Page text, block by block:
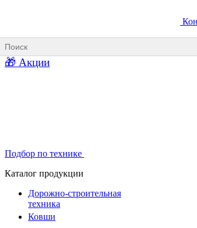
Ковши для фронтальных
🎁 Акции
Подбор по технике
Каталог продукции
Дорожно-строительная
техника
Ковши